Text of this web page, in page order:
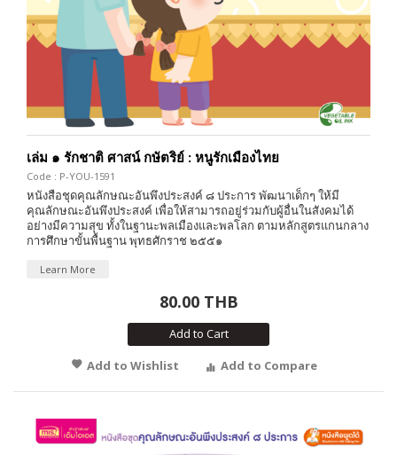
เล่ม ๑ รักชาติ ศาสน์ กษัตริย์ : หนูรักเมืองไทย
Code : P-YOU-1591
หนังสือชุดคุณลักษณะอันพึงประสงค์ ๘ ประการ พัฒนาเด็กๆ ให้มี
คุณลักษณะอันพึงประสงค์ เพื่อให้สามารถอยู่ร่วมกับผู้อื่นในสังคมได้
อย่างมีความสุข ทั้งในฐานะพลเมืองและพลโลก ตามหลักสูตรแกนกลาง
การศึกษาขั้นพื้นฐาน พุทธศักราช ๒๕๕๑
Learn More
80.00 THB
Add to Cart
Add to Wishlist
Add to Compare